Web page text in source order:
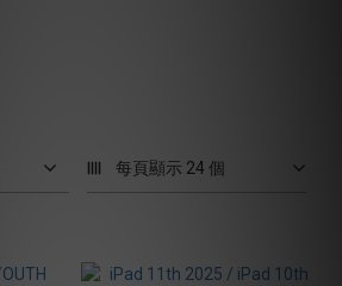
每頁顯示 24 個